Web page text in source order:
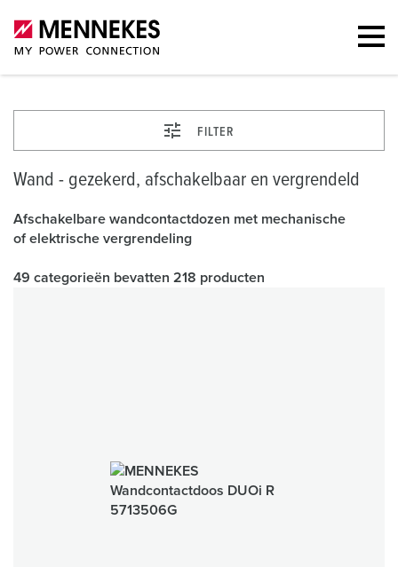
FILTER
Wand - gezekerd, afschakelbaar en vergrendeld
Afschakelbare wandcontactdozen met mechanische
of elektrische vergrendeling
49 categorieën bevatten 218 producten